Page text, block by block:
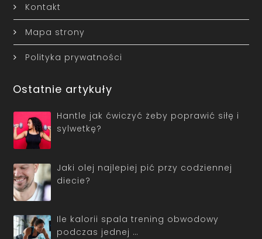
Kontakt
Mapa strony
Polityka prywatności
Ostatnie artykuły
Hantle jak ćwiczyć żeby poprawić siłę i
sylwetkę?
Jaki olej najlepiej pić przy codziennej
diecie?
Ile kalorii spala trening obwodowy
podczas jednej …